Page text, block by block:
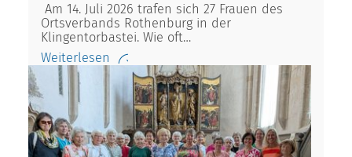
Am 14. Juli 2026 trafen sich 27 Frauen des
Ortsverbands Rothenburg in der
Klingentorbastei. Wie oft…
Weiterlesen